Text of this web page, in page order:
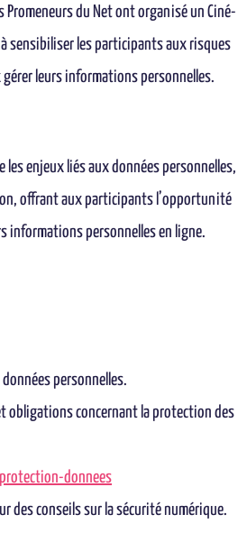
Promeneurs du Net ont organisé un Ciné-
sensibiliser les participants aux risques
leurs informations personnelles.
enjeux liés aux données personnelles,
offrant aux participants l’opportunité
informations personnelles en ligne.
personnelles.
obligations concernant la protection des
donnees
des conseils sur la sécurité numérique.